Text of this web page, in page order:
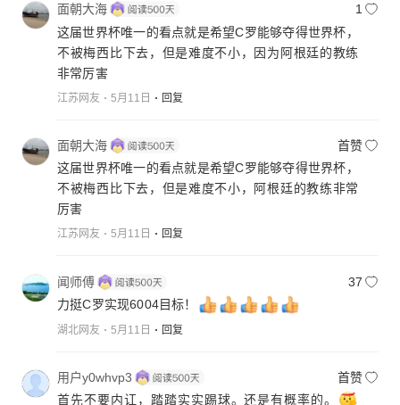
面朝大海
1
这届世界杯唯一的看点就是希望C罗能够夺得世界杯，
不被梅西比下去，但是难度不小，因为阿根廷的教练
非常厉害
江苏网友 5月11日 回复
面朝大海
首赞
这届世界杯唯一的看点就是希望C罗能够夺得世界杯，
不被梅西比下去，但是难度不小，阿根廷的教练非常
厉害
江苏网友 5月11日 回复
闻师傅
37
力挺C罗实现6004目标！
湖北网友 5月11日 回复
用户y0whvp3
首赞
首先不要内讧，踏踏实实踢球。还是有概率的。